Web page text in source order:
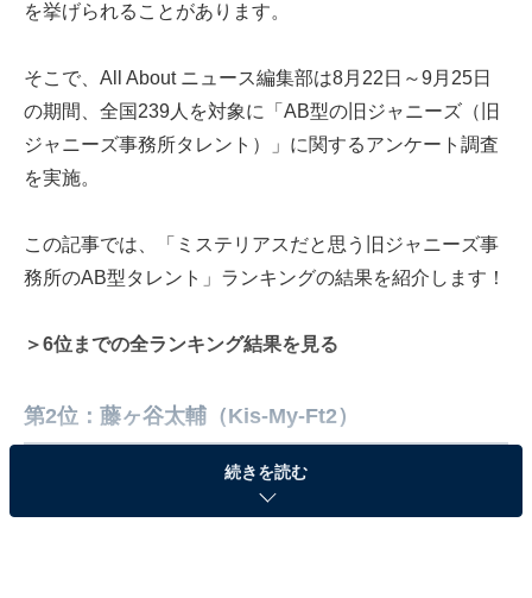
を挙げられることがあります。
そこで、All About ニュース編集部は8月22日～9月25日
の期間、全国239人を対象に「AB型の旧ジャニーズ（旧
ジャニーズ事務所タレント）」に関するアンケート調査
を実施。
この記事では、「ミステリアスだと思う旧ジャニーズ事
務所のAB型タレント」ランキングの結果を紹介します！
＞6位までの全ランキング結果を見る
第2位：藤ヶ谷太輔（Kis-My-Ft2）
?Cover Photo Shooting?
続きを読む